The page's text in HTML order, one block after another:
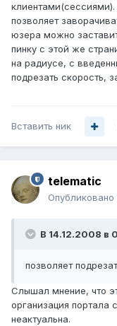
позволяет
юзера можно
пинку с этой же
на радиусе, с
подрезать скорость,
Вставить ник
telematic
Опубликовано
В 14.12.2008 в
позволяет
Слышал мнение, что
организация портала
неактуальна.